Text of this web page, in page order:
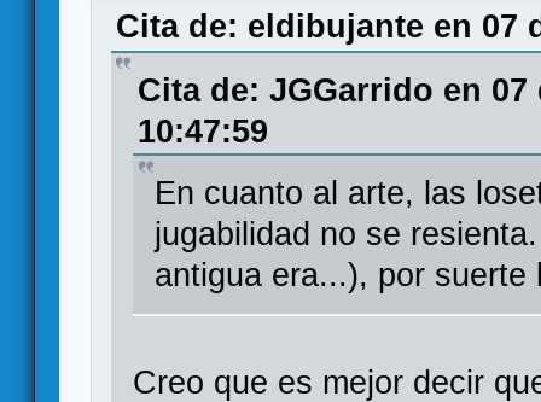
Cita de: eldibujante en 07
Cita de: JGGarrido en 07
10:47:59
En cuanto al arte, las
jugabilidad no se
antigua era...), por suerte
Creo que es mejor decir